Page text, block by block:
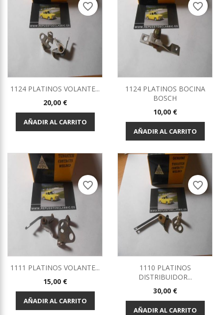
1124 PLATINOS VOLANTE...
Precio
20,00 €
AÑADIR AL CARRITO
favorite_border
1124 PLATINOS BOCINA
BOSCH
Precio
10,00 €
AÑADIR AL CARRITO
favorite_border
1111 PLATINOS VOLANTE...
Precio
15,00 €
AÑADIR AL CARRITO
favorite_border
1110 PLATINOS
DISTRIBUIDOR...
Precio
30,00 €
AÑADIR AL CARRITO
favorite_border